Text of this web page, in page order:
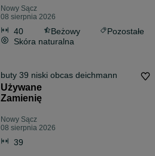
Nowy Sącz
08 sierpnia 2026
40 Beżowy
Pozostałe
Skóra naturalna
buty 39 niski obcas deichmann
Używane
Zamienię
Nowy Sącz
08 sierpnia 2026
39